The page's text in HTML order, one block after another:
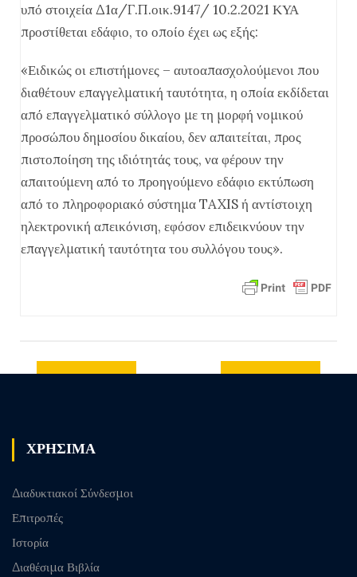
υπό στοιχεία Δ1α/Γ.Π.οικ.9147/ 10.2.2021 ΚΥΑ
προστίθεται εδάφιο, το οποίο έχει ως εξής:
«Ειδικώς οι επιστήμονες – αυτοαπασχολούμενοι που
διαθέτουν επαγγελματική ταυτότητα, η οποία εκδίδεται
από επαγγελματικό σύλλογο με τη μορφή νομικού
προσώπου δημοσίου δικαίου, δεν απαιτείται, προς
πιστοποίηση της ιδιότητάς τους, να φέρουν την
απαιτούμενη από το προηγούμενο εδάφιο εκτύπωση
από το πληροφοριακό σύστημα TAXIS ή αντίστοιχη
ηλεκτρονική απεικόνιση, εφόσον επιδεικνύουν την
επαγγελματική ταυτότητα του συλλόγου τους».
ΧΡΗΣΙΜΑ
Διαδυκτιακοί Σύνδεσμοι
Επιτροπές
Ιστορία
Διαθέσιμα Βιβλία